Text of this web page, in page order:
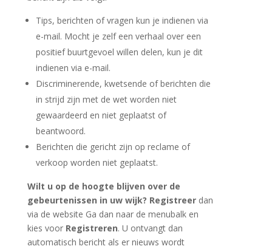
Tips, berichten of vragen kun je indienen via
e-mail. Mocht je zelf een verhaal over een
positief buurtgevoel willen delen, kun je dit
indienen via e-mail.
Discriminerende, kwetsende of berichten die
in strijd zijn met de wet worden niet
gewaardeerd en niet geplaatst of
beantwoord.
Berichten die gericht zijn op reclame of
verkoop worden niet geplaatst.
Wilt u op de hoogte blijven over de
gebeurtenissen in uw wijk? Registreer dan
via de website Ga dan naar de menubalk en
kies voor Registreren. U ontvangt dan
automatisch bericht als er nieuws wordt